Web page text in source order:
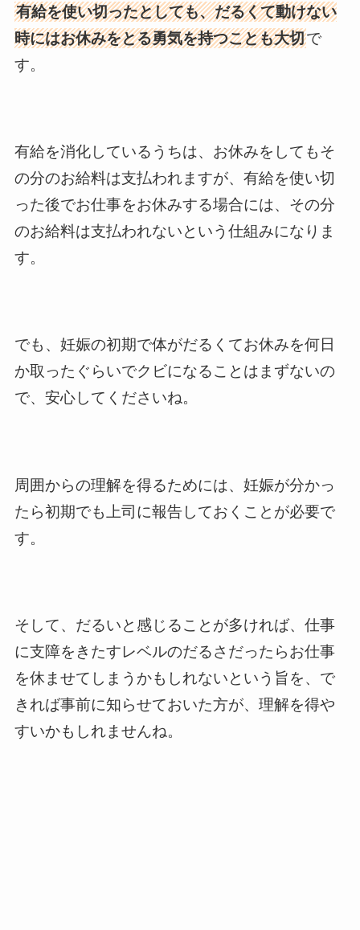
有給を使い切ったとしても、だるくて動けない
時にはお休みをとる勇気を持つことも大切で
す。
有給を消化しているうちは、お休みをしてもそ
の分のお給料は支払われますが、有給を使い切
った後でお仕事をお休みする場合には、その分
のお給料は支払われないという仕組みになりま
す。
でも、妊娠の初期で体がだるくてお休みを何日
か取ったぐらいでクビになることはまずないの
で、安心してくださいね。
周囲からの理解を得るためには、妊娠が分かっ
たら初期でも上司に報告しておくことが必要で
す。
そして、だるいと感じることが多ければ、仕事
に支障をきたすレベルのだるさだったらお仕事
を休ませてしまうかもしれないという旨を、で
きれば事前に知らせておいた方が、理解を得や
すいかもしれませんね。